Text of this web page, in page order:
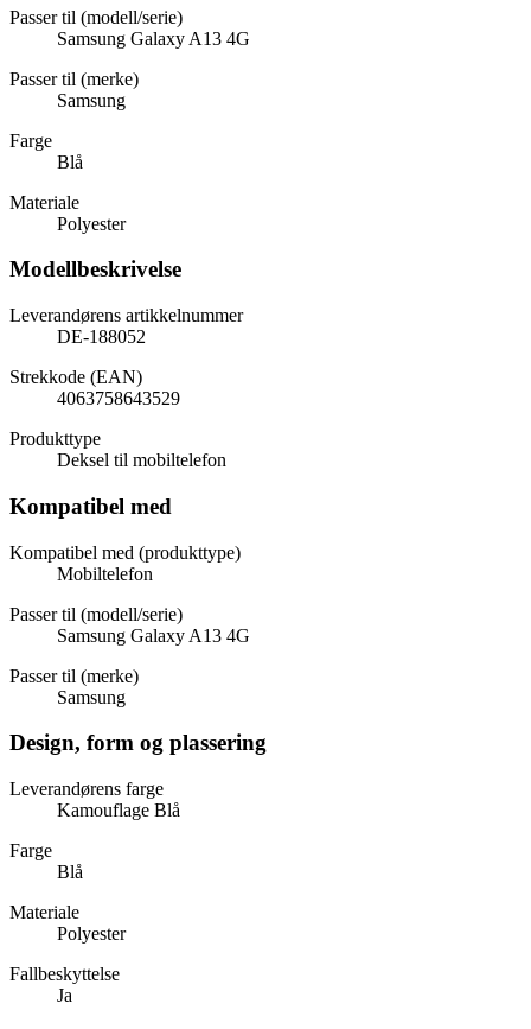
Passer til (modell/serie)
Samsung Galaxy A13 4G
Passer til (merke)
Samsung
Farge
Blå
Materiale
Polyester
Modellbeskrivelse
Leverandørens artikkelnummer
DE-188052
Strekkode (EAN)
4063758643529
Produkttype
Deksel til mobiltelefon
Kompatibel med
Kompatibel med (produkttype)
Mobiltelefon
Passer til (modell/serie)
Samsung Galaxy A13 4G
Passer til (merke)
Samsung
Design, form og plassering
Leverandørens farge
Kamouflage Blå
Farge
Blå
Materiale
Polyester
Fallbeskyttelse
Ja